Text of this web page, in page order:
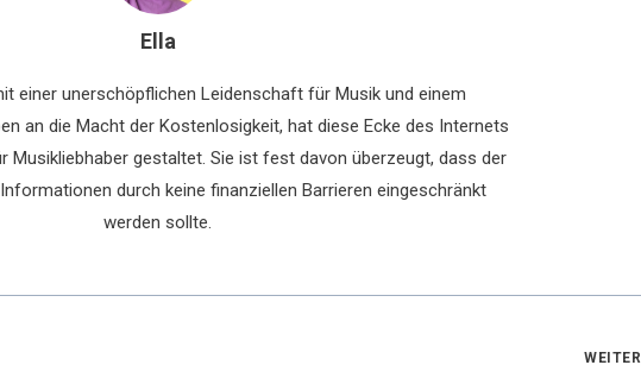
Ella
einer unerschöpflichen Leidenschaft für Musik und einem
an die Macht der Kostenlosigkeit, hat diese Ecke des Internets
Musikliebhaber gestaltet. Sie ist fest davon überzeugt, dass der
durch keine finanziellen Barrieren eingeschränkt
werden sollte.
WEITER